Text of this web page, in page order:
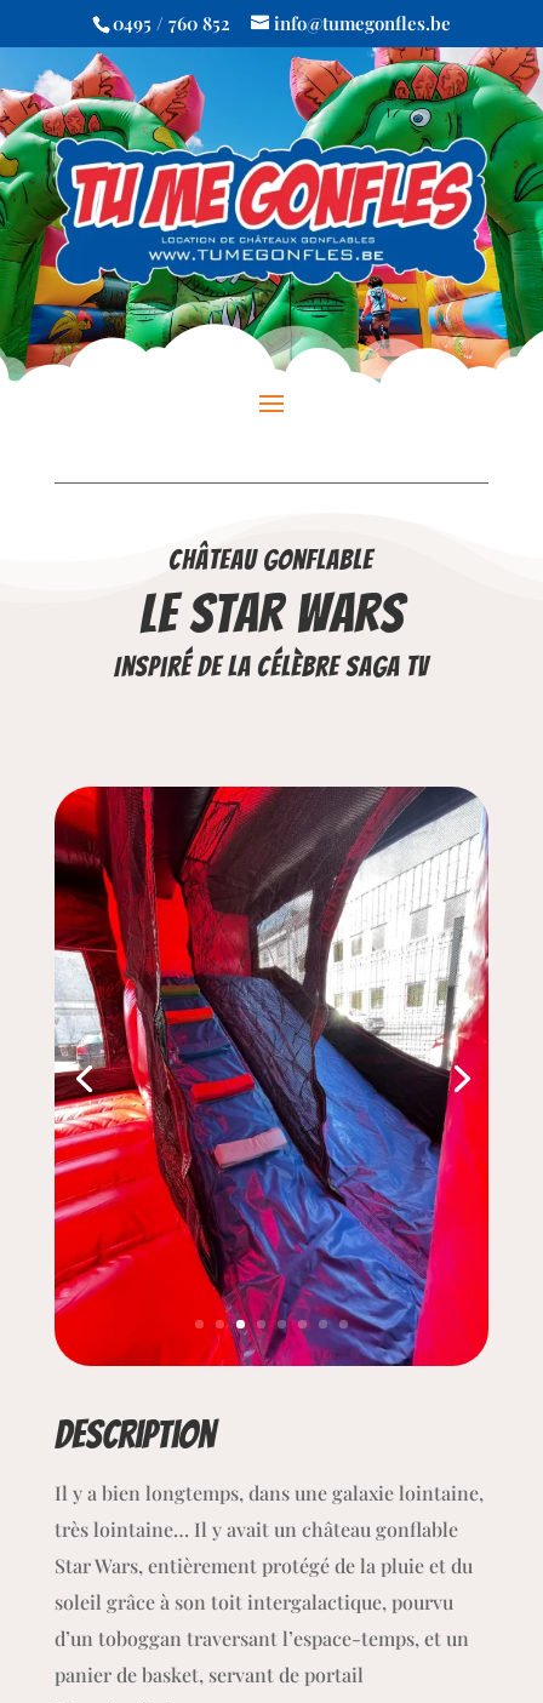
0495 / 760 852 info@tumegonfles.be
Château gonflable
Le Star Wars
Inspiré de la célèbre saga TV
Description
Il y a bien longtemps, dans une galaxie lointaine,
très lointaine… Il y avait un château gonflable
Star Wars, entièrement protégé de la pluie et du
soleil grâce à son toit intergalactique, pourvu
d’un toboggan traversant l’espace-temps, et un
panier de basket, servant de portail